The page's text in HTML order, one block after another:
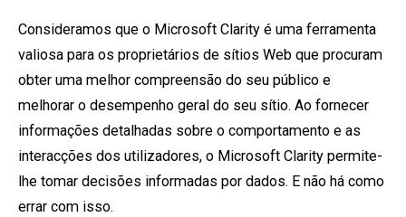
Consideramos que o Microsoft Clarity é uma ferramenta
valiosa para os proprietários de sítios Web que procuram
obter uma melhor compreensão do seu público e
melhorar o desempenho geral do seu sítio. Ao fornecer
informações detalhadas sobre o comportamento e as
interacções dos utilizadores, o Microsoft Clarity permite-
lhe tomar decisões informadas por dados. E não há como
errar com isso.